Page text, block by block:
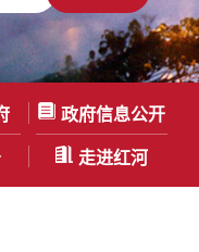
政府信息公开
走进红河